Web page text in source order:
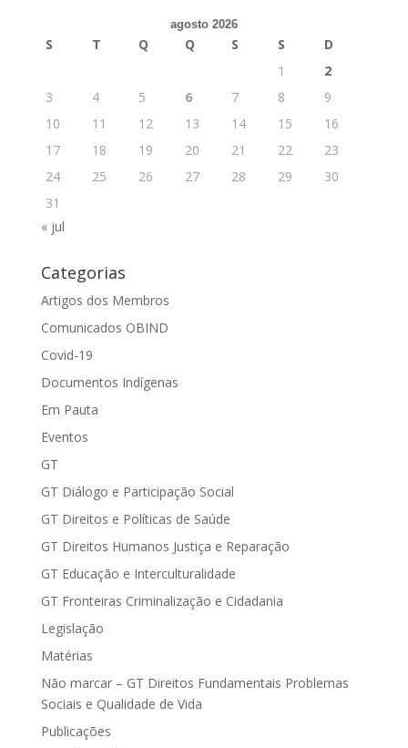
agosto 2026
S T Q Q S S
D
1
2
3
4 5 6 7 8
9
10
11 12 13 14 15
16
17
18 19 20 21 22
23
24
25 26 27 28 29
30
31
« jul
Categorias
Artigos dos Membros
Comunicados OBIND
Covid-19
Documentos Indígenas
Em Pauta
Eventos
GT
GT Diálogo e Participação Social
GT Direitos e Políticas de Saúde
GT Direitos Humanos Justiça e Reparação
GT Educação e Interculturalidade
GT Fronteiras Criminalização e Cidadania
Legislação
Matérias
Não marcar – GT Direitos Fundamentais Problemas
Sociais e Qualidade de Vida
Publicações